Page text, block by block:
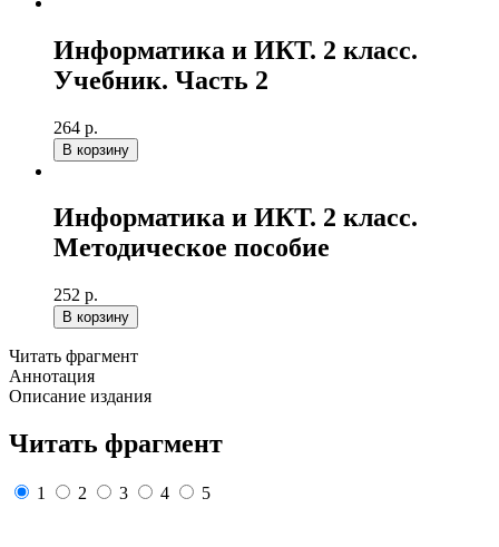
Информатика и ИКТ. 2 класс.
Учебник. Часть 2
264 р.
В корзину
Информатика и ИКТ. 2 класс.
Методическое пособие
252 р.
В корзину
Читать фрагмент
Аннотация
Описание издания
Читать фрагмент
1 2 3 4 5